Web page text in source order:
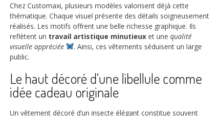
Chez Customaxi, plusieurs modèles valorisent déjà cette
thématique. Chaque visuel présente des détails soigneusement
réalisés. Les motifs offrent une belle richesse graphique. Ils
reflètent un travail artistique minutieux et une qualité
visuelle appréciée
. Ainsi, ces vêtements séduisent un large
public.
Le haut décoré d’une libellule comme
idée cadeau originale
Un vêtement décoré d’un insecte élégant constitue souvent